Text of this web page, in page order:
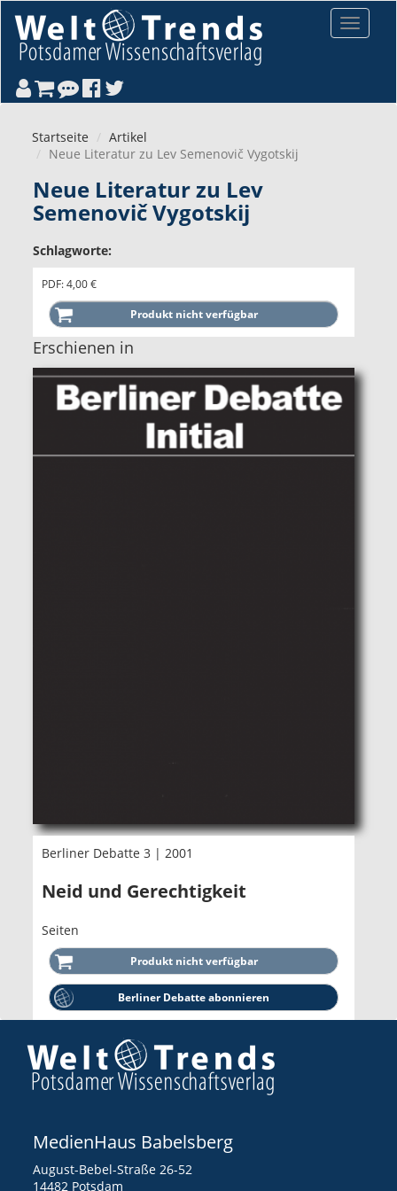
Toggle
Startseite
Artikel
Neue Literatur zu Lev Semenovič Vygotskij
Neue Literatur zu Lev
Semenovič Vygotskij
Schlagworte:
PDF: 4,00 €
Erschienen in
Berliner Debatte 3 | 2001
Neid und Gerechtigkeit
Seiten
Berliner Debatte abonnieren
MedienHaus Babelsberg
August-Bebel-Straße 26-52
14482 Potsdam